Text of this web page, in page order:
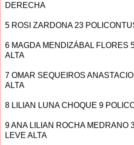
DERECHA
5 ROSI ZARDONA 23
6 MAGDA MENDIZÁBAL FLORES
ALTA
7 OMAR SEQUEIROS
ALTA
8 LILIAN LUNA CHOQUE 9
9 ANA LILIAN ROCHA MEDRANO
LEVE ALTA